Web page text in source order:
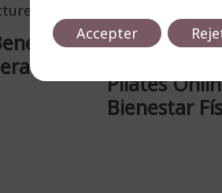
:8 minutos
2026
Pilates
Bienestar
Accepter